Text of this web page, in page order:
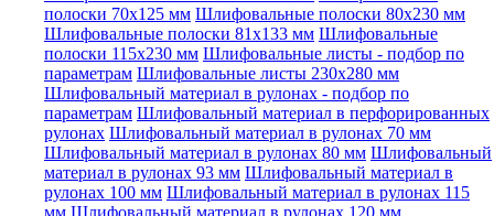
полоски 70x125 мм Шлифовальные полоски 80x230 мм
Шлифовальные полоски 81x133 мм Шлифовальные
полоски 115x230 мм Шлифовальные листы - подбор по
параметрам Шлифовальные листы 230x280 мм
Шлифовальный материал в рулонах - подбор по
параметрам Шлифовальный материал в перфорированных
рулонах Шлифовальный материал в рулонах 70 мм
Шлифовальный материал в рулонах 80 мм Шлифовальный
материал в рулонах 93 мм Шлифовальный материал в
рулонах 100 мм Шлифовальный материал в рулонах 115
мм Шлифовальный материал в рулонах 120 мм